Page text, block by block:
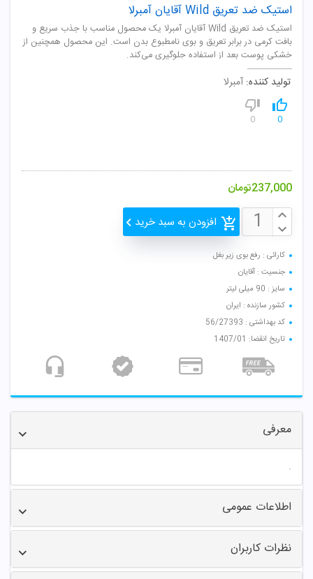
استیک ضد تعریق Wild آقایان آمبرلا
استیک ضد تعریق Wild آقایان آمبرلا یک محصول مناسب با جذب سریع و
بافت کرمی در برابر تعریق و بوی نامطبوع بدن است. این محصول همچنین از
خشکی پوست بعد از استفاده جلوگیری می‌کند.
تولید کننده: آمبرلا
0
0
237,000تومان
افزودن به سبد خرید
کارائی : رفع بوی زیر بغل
جنسیت : آقایان
سایز : 90 میلی لیتر
کشور سازنده : ایران
کد بهداشتی : 56/27393
تاریخ انقضا: 1407/01
معرفی
.
اطلاعات عمومی
نظرات کاربران